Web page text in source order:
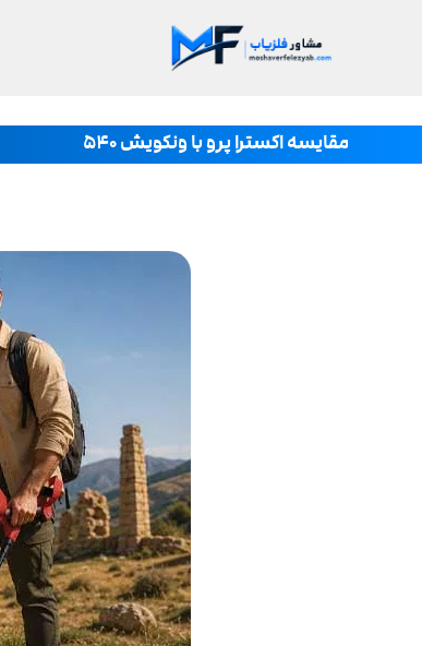
مقایسه اکسترا پرو با ونکویش ۵۴۰